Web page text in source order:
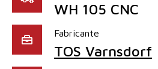
WH 105 CNC
Fabricante
TOS Varnsdorf